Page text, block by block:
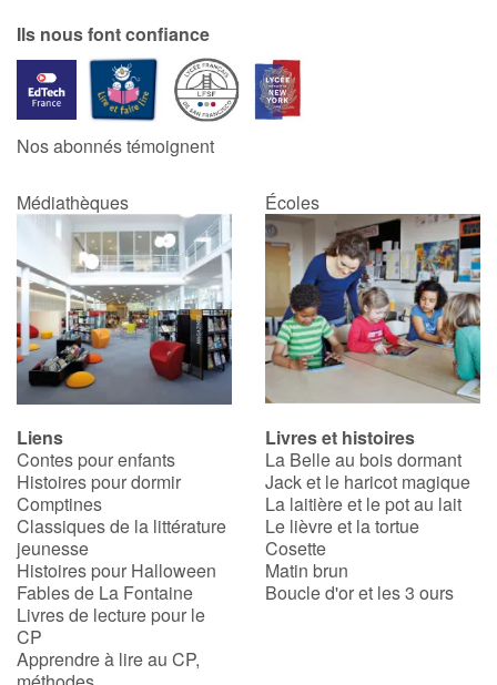
Ils nous font confiance
Nos abonnés témoignent
Médiathèques Écoles
Liens
Contes pour enfants
Histoires pour dormir
Comptines
Classiques de la littérature
jeunesse
Histoires pour Halloween
Fables de La Fontaine
Livres de lecture pour le
CP
Apprendre à lire au CP,
Livres et histoires
La Belle au bois dormant
Jack et le haricot magique
La laitière et le pot au lait
Le lièvre et la tortue
Cosette
Matin brun
Boucle d'or et les 3 ours